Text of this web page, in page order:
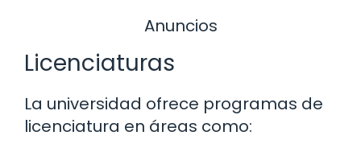
Anuncios
Licenciaturas
La universidad ofrece programas de
licenciatura en áreas como: